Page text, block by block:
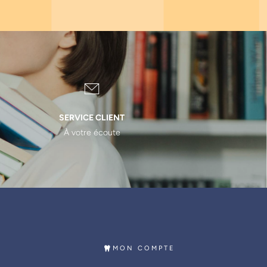
SERVICE CLIENT
À votre écoute
MON COMPTE